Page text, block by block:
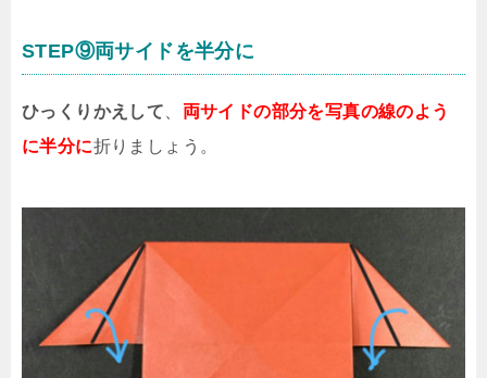
STEP⑨両サイドを半分に
ひっくりかえして
両サイドの部分を写真の線のよう
に半分に折りましょう。